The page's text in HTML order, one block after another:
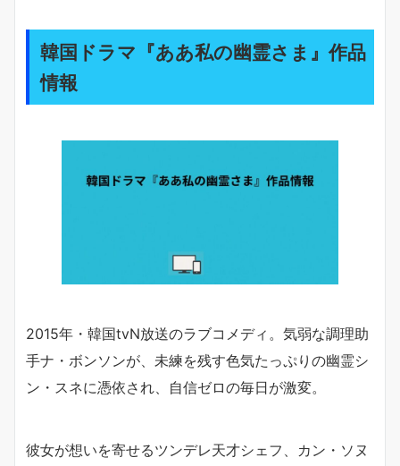
韓国ドラマ『ああ私の幽霊さま』作品
情報
2015年・韓国tvN放送のラブコメディ。気弱な調理助
手ナ・ボンソンが、未練を残す色気たっぷりの幽霊シ
ン・スネに憑依され、自信ゼロの毎日が激変。
彼女が想いを寄せるツンデレ天才シェフ、カン・ソヌ